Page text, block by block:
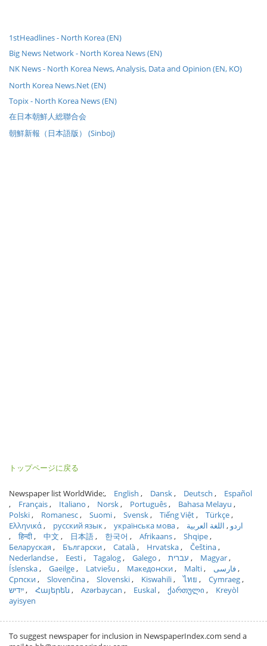
1stHeadlines - North Korea (EN)
Big News Network - North Korea News (EN)
NK News - North Korea News, Analysis, Data and Opinion (EN, KO)
North Korea News.Net (EN)
Topix - North Korea News (EN)
在日本朝鮮人総聯合会
朝鮮新報（日本語版） (Sinboj)
トップページに戻る
Newspaper list WorldWide: English Dansk Deutsch
Español
Français
Italiano Norsk Português
Bahasa Melayu
Polski
Romanesc Suomi Svensk Tiếng Việt
Türkçe
Ελληνικά
русский язык українська мова اردو
اللغة العربية
हिन्दी
中文 日本語 한국어 Afrikaans
Shqipe
Беларуская
Български Català Hrvatska
Čeština
Nederlandse
Eesti Tagalog Galego עברית
Magyar
Íslenska
Gaeilge Latviešu Македонски Malti
فارسی
Српски
Slovenčina Slovenski Kiswahili ไทย
Cymraeg
ייִדיש
Հայերեն Azərbaycan Euskal ქართული
Kreyòl
ayisyen
To suggest newspaper for inclusion in NewspaperIndex.com send a